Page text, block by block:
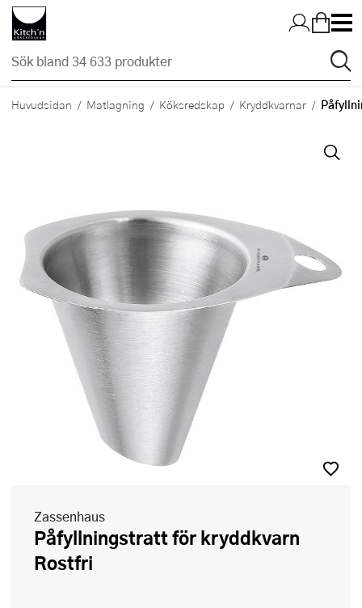
Hopp till huvudinnehållet
Huvudsidan Matlagning Köksredskap Kryddkvarnar
Zassenhaus
Påfyllningstratt för kryddkvarn
Rostfri